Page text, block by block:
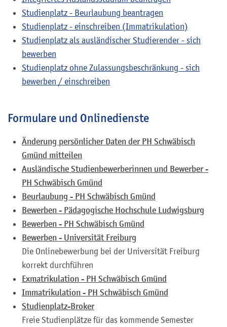
Studienplatz - Beurlaubung beantragen
Studienplatz - einschreiben (Immatrikulation)
Studienplatz als ausländischer Studierender - sich
bewerben
Studienplatz ohne Zulassungsbeschränkung - sich
bewerben / einschreiben
Formulare und Onlinedienste
Änderung persönlicher Daten der PH Schwäbisch
Gmünd mitteilen
Ausländische Studienbewerberinnen und Bewerber -
PH Schwäbisch Gmünd
Beurlaubung - PH Schwäbisch Gmünd
Bewerben - Pädagogische Hochschule Ludwigsburg
Bewerben - PH Schwäbisch Gmünd
Bewerben - Universität Freiburg
Die Onlinebewerbung bei der Universität Freiburg
korrekt durchführen
Exmatrikulation - PH Schwäbisch Gmünd
Immatrikulation - PH Schwäbisch Gmünd
Studienplatz-Broker
Freie Studienplätze für das kommende Semester